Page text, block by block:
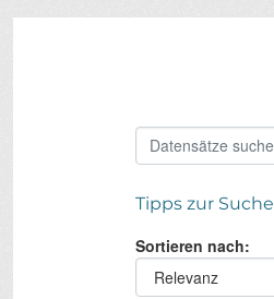
Tipps zur Suche
Sortieren nach